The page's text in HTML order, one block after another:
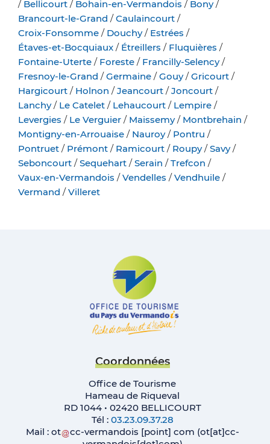
/ Bellicourt / Bohain-en-Vermandois / Bony/
Brancourt-le-Grand /Caulaincourt /
Croix-Fonsomme / Douchy/ Estrées /
Étaves-et-Bocquiaux / Étreillers / Fluquières /
Fontaine-Uterte / Foreste / Francilly-Selency/
Fresnoy-le-Grand /Germaine /Gouy/Gricourt /
Hargicourt / Holnon /Jeancourt /Joncourt /
Lanchy/ Le Catelet / Lehaucourt / Lempire /
Levergies / Le Verguier / Maissemy/ Montbrehain /
Montigny-en-Arrouaise / Nauroy/ Pontru /
Pontruet / Prémont / Ramicourt / Roupy/Savy/
Seboncourt /Sequehart /Serain /Trefcon /
Vaux-en-Vermandois /Vendelles /Vendhuile /
Vermand /Villeret
Coordonnées
Office de Tourisme
Hameau de Riqueval
RD 1044 • 02420 BELLICOURT
Tél : 03.23.09.37.28
Mail : ot cc-vermandois [point] com (ot[at]cc-